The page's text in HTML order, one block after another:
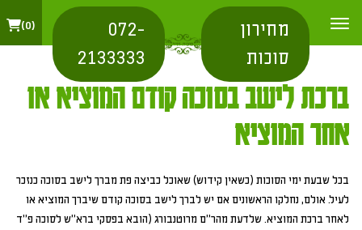
מחירון
סוכות
072-
2133333
0
ברכת לישב בסוכה קודם המוציא או
אחר המוציא
בכל שבעת ימי הסוכות (כשאין קידוש) שאוכל כביצה פת מברך לישב בסוכה כנזכר
לעיל. אולם, נחלקו הראשונים אם יש לברך לישב בסוכה קודם שיברך המוציא או
לאחר ברכת המוציא. שלדעת מהר"ם מרוטנבורג (הובא בפסקי ברא"ש לסוכה פ"ד